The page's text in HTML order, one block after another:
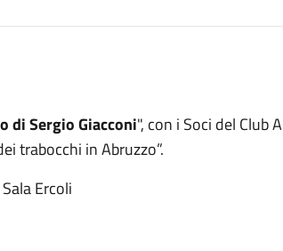
di Sergio Giacconi", con i Soci del Club
trabocchi in Abruzzo”.
Ercoli